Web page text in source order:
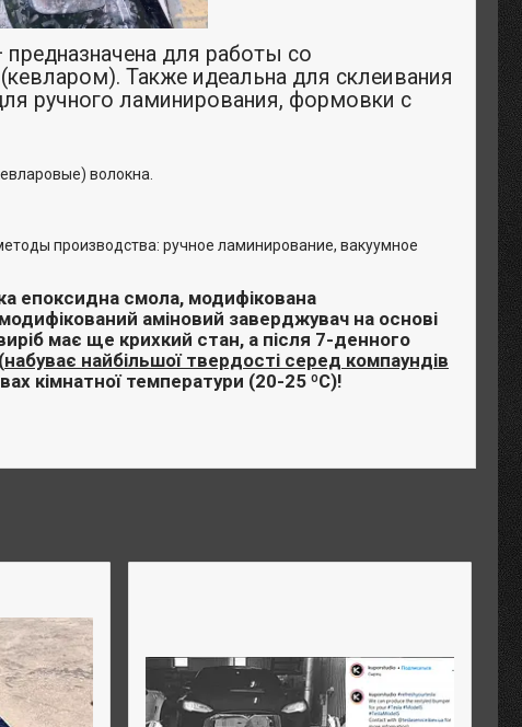
предназначена для работы со
Также идеальна для склеивания
ручного ламинирования, формовки с
волокна.
производства: ручное ламинирование, вакуумное
епоксидна смола, модифікована
аміновий заверджувач на основі
має ще крихкий стан, а після 7-денного
набуває найбільшої твердості серед компаундів
кімнатної температури (20-25 ºС)!